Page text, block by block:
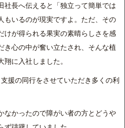
社長へ伝えると「独立って簡単では
もいるのが現実ですよ。ただ、その
けが得られる果実の素晴らしさを感
き心の中が奮い立たされ、そんな植
翔に入社しました。
援の同行をさせていただき多くの利
なかったので障がい者の方とどうや